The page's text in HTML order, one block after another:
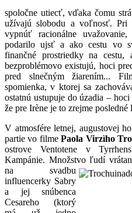
spoločne utiecť, vďaka čomu
užívajú slobodu a voľnosť.
vypnúť racionálne
podarilo ujsť a ako cestu vo
finančné prostriedky na
bezproblémovo existujú, hoci
pred slnečným žiarením...
spomienka, v ktorej sa
ostatnú ustupuje do úzadia –
že pre Irène je to zrejme posledné
V atmosfére letnej, augustovej
partie vo filmePaola Virzìho
ostrove Ventotene v
Kampánie. Množstvo ľudí
na svadbu
influencerky Sabry
a jej snúbenca
Cesareho (ktorý